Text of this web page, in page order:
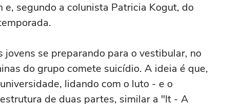
segundo a colunista Patricia Kogut, do
se preparando para o vestibular, no
do grupo comete suicídio. A ideia é que,
lidando com o luto - e o
de duas partes, similar a "It - A